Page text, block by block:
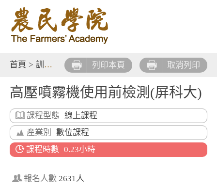
首頁 > 訓練課程 > 線上學習 取消列印
列印本頁
高壓噴霧機使用前檢測(屏科大)
課程型態 線上課程
產業別
數位課程
課程時數 0.23小時
報名人數 2631人